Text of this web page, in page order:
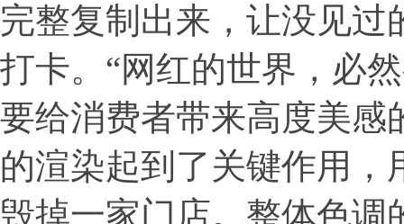
完整复制出来，让没见
打卡。“网红的世界，必
要给消费者带来高度美感
的渲染起到了关键作用
毁掉一家门店。整体色